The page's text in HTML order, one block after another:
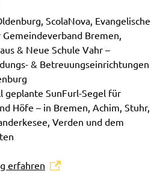
ScolaNova, Evangelische
Gemeindeverband Bremen,
& Neue Schule Vahr –
& Betreuungseinrichtungen
geplante SunFurl-Segel für
Höfe – in Bremen, Achim, Stuhr,
Verden und dem
erfahren